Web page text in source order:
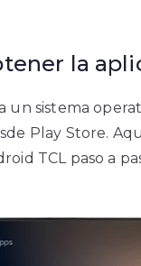
la
un sistema
Play Store.
TCL paso a